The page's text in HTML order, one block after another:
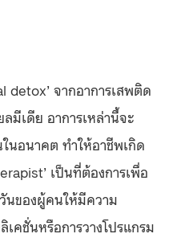
detox’ จากอาการเสพติด
มีเดีย อาการเหล่านี้จะ
นอนาคต ทำให้อาชีพเกิด
เป็นที่ต้องการเพื่อ
นของผู้คนให้มีความ
คชั่นหรือการวางโปรแกรม